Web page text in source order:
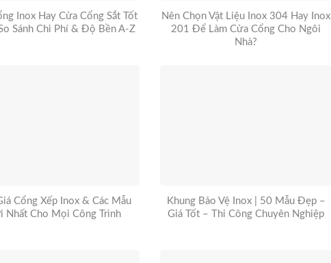
Inox Hay Cửa Cổng Sắt Tốt
Sánh Chi Phí & Độ Bền A-Z
Nên Chọn Vật Liệu Inox 304 Hay Inox
201 Để Làm Cửa Cổng Cho Ngôi
Nhà?
Cổng Xếp Inox & Các Mẫu
Nhất Cho Mọi Công Trình
Khung Bảo Vệ Inox | 50 Mẫu Đẹp –
Giá Tốt – Thi Công Chuyên Nghiệp